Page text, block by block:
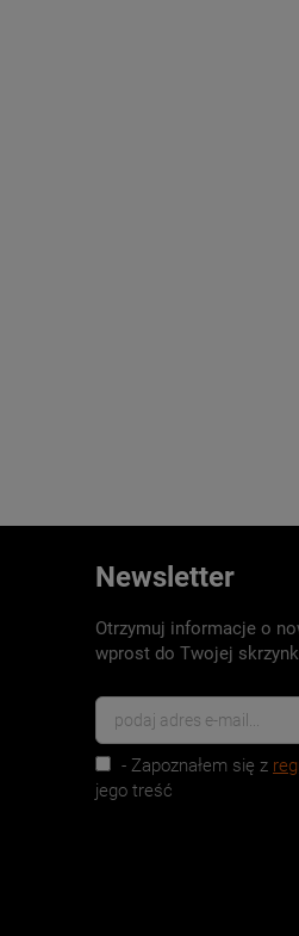
Newsletter
Otrzymuj informacje o
wprost do Twojej
- Zapoznałem się z
jego treść